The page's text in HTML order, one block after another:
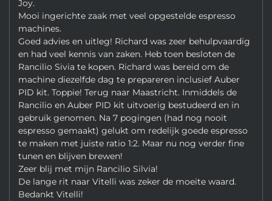
Joy.
Mooi ingerichte zaak met veel opgestelde espresso
machines.
Goed advies en uitleg! Richard was zeer behulpvaardig
en had veel kennis van zaken. Heb toen besloten de
Rancilio Sivia te kopen. Richard was bereid om de
machine diezelfde dag te prepareren inclusief Auber
PID kit. Toppie! Terug naar Maastricht. Inmiddels de
Rancilio en Auber PID kit uitvoerig bestudeerd en in
gebruik genomen. Na 7 pogingen (had nog nooit
espresso gemaakt) gelukt om redelijk goede espresso
te maken met juiste ratio 1:2. Maar nu nog verder fine
tunen en blijven brewen!
Zeer blij met mijn Rancilio Silvia!
De lange rit naar Vitelli was zeker de moeite waard.
Bedankt Vitelli!